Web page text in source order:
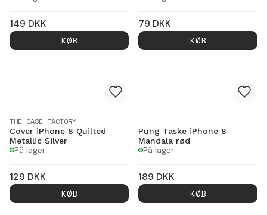
149 DKK
KØB
79 DKK
KØB
THE CASE FACTORY
Cover iPhone 8 Quilted
Metallic Silver
På lager
129 DKK
KØB
Pung Taske iPhone 8
Mandala rød
På lager
189 DKK
KØB